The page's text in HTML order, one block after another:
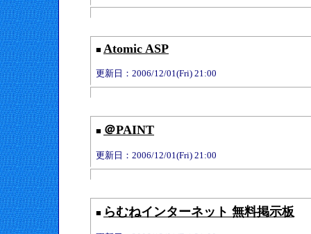
■ Atomic ASP
更新日：2006/12/01(Fri) 21:00
■ ＠PAINT
更新日：2006/12/01(Fri) 21:00
■ らむねインターネット 無料掲示板